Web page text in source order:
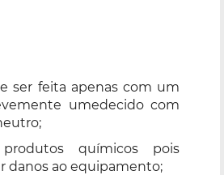
ser feita apenas com um
umedecido com
químicos pois
danos ao equipamento;